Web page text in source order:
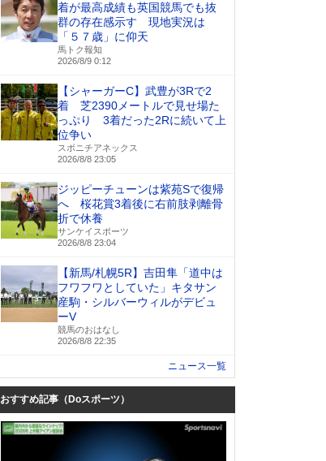
着が最高成績も英国競馬でも抜
群の存在感示す 現地実況は
「５７歳」に仰天
馬トク報知
2026/8/9 0:12
【シャーガーC】武豊が3Rで2
着 芝2390メートルで見せ場た
っぷり 3着だった2Rに続いて上
位争い
スポニチアネックス
2026/8/8 23:05
ジッピーチューンは紫苑Sで復帰
へ 桜花賞3着後に右前肢剥離骨
折で休養
サンケイスポーツ
2026/8/8 23:04
【新馬/札幌5R】吉田隼「道中は
フワフワとしていた」キタサン
産駒・シルバーウィルがデビュ
ーV
競馬のおはなし
2026/8/8 22:35
ニュース一覧
おすすめ記事（Doスポーツ）